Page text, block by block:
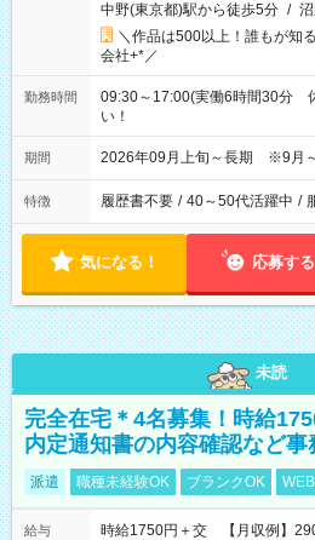
中野(東京都)駅から徒歩5分 /
＼作品は500以上！誰もが知
会社+*／
勤務時間
09:30～17:00(実働6時間30分
い！
期間 2026年09月上旬～長期 ※9月
特徴 履歴書不要 / 40～50代活躍中 /
気になる！ 応募する
未読
完全在宅＊4名募集！時給
内定通知書の内容確認など事
派遣 職種未経験OK ブランクOK
給与
時給1750円＋交 【月収例】